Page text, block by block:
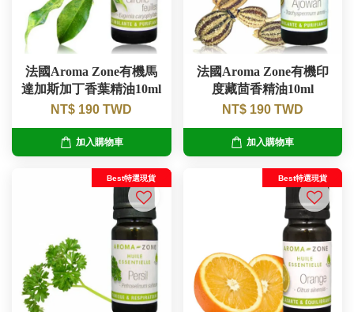
法國Aroma Zone有機馬
達加斯加丁香葉精油10ml
NT$ 190 TWD
加入購物車
法國Aroma Zone有機印
度藏茴香精油10ml
NT$ 190 TWD
加入購物車
Best特選現貨 Best特選現貨